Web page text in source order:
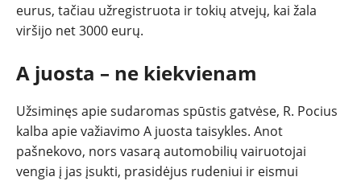
eurus, tačiau užregistruota ir tokių atvejų, kai žala
viršijo net 3000 eurų.
A juosta – ne kiekvienam
Užsiminęs apie sudaromas spūstis gatvėse, R. Pocius
kalba apie važiavimo A juosta taisykles. Anot
pašnekovo, nors vasarą automobilių vairuotojai
vengia į jas įsukti, prasidėjus rudeniui ir eismui